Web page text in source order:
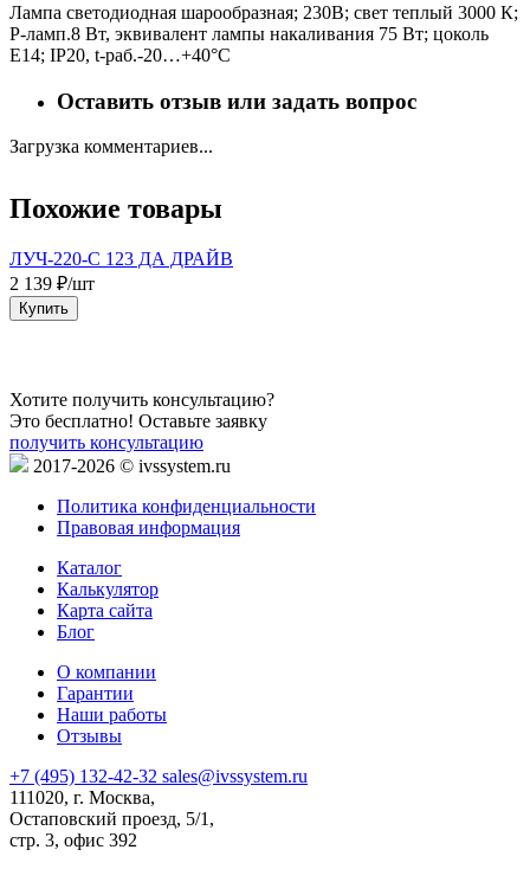
Лампа светодиодная шарообразная; 230В; свет теплый 3000 К;
P-ламп.8 Вт, эквивалент лампы накаливания 75 Вт; цоколь
E14; IP20, t-раб.-20…+40°C
Оставить отзыв или задать вопрос
Загрузка комментариев...
Похожие товары
ЛУЧ-220-С 123 ДА ДРАЙВ
2 139 ₽/шт
Купить
Хотите получить консультацию?
Это бесплатно! Оставьте заявку
получить консультацию
2017-2026 © ivssystem.ru
Политика конфиденциальности
Правовая информация
Каталог
Калькулятор
Карта сайта
Блог
О компании
Гарантии
Наши работы
Отзывы
+7 (495) 132-42-32 sales@ivssystem.ru
111020, г. Москва,
Остаповский проезд, 5/1,
стр. 3, офис 392